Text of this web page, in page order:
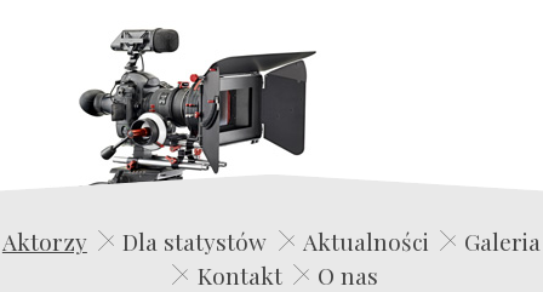
Edwin Film Agencja Aktorska
Aktorzy Dla statystów Aktualności
Galeria
Kontakt
O nas